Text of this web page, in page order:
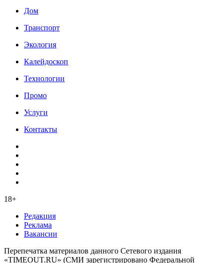
Дом
Транспорт
Экология
Калейдоскоп
Технологии
Промо
Услуги
Контакты
18+
Редакция
Реклама
Вакансии
Перепечатка материалов данного Сетевого издания
«TIMEOUT.RU» (СМИ зарегистрировано Федеральной